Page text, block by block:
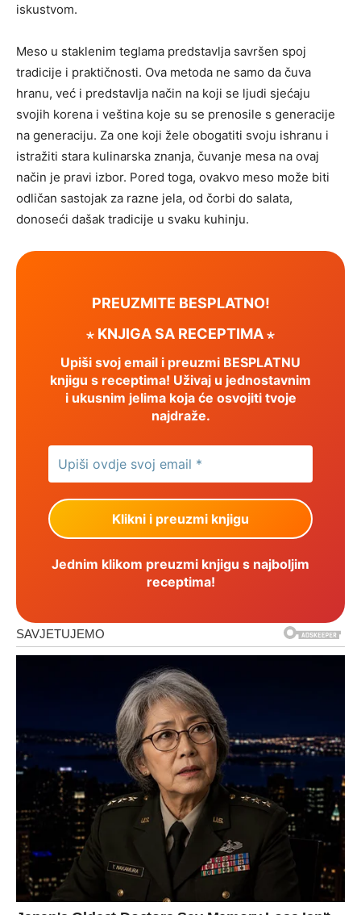
iskustvom.
Meso u staklenim teglama predstavlja savršen spoj
tradicije i praktičnosti. Ova metoda ne samo da čuva
hranu, već i predstavlja način na koji se ljudi sjećaju
svojih korena i veština koje su se prenosile s generacije
na generaciju. Za one koji žele obogatiti svoju ishranu i
istražiti stara kulinarska znanja, čuvanje mesa na ovaj
način je pravi izbor. Pored toga, ovakvo meso može biti
odličan sastojak za razne jela, od čorbi do salata,
donoseći dašak tradicije u svaku kuhinju.
PREUZMITE BESPLATNO!
⋆ KNJIGA SA RECEPTIMA ⋆
Upiši svoj email i preuzmi BESPLATNU
knjigu s receptima! Uživaj u jednostavnim
i ukusnim jelima koja će osvojiti tvoje
najdraže.
Jednim klikom preuzmi knjigu s najboljim
receptima!